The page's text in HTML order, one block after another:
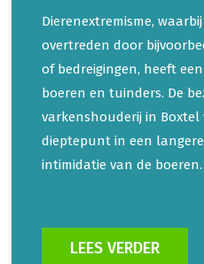
Dierenextremisme,
overtreden door
of bedreigingen, heeft
boeren en tuinders. De
varkenshouderij in Boxtel
dieptepunt in een
intimidatie van de
LEES VERDER